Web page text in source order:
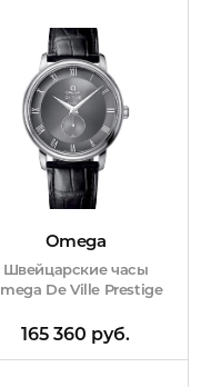
Omega
Швейцарские часы
De Ville Prestige
165 360 руб.